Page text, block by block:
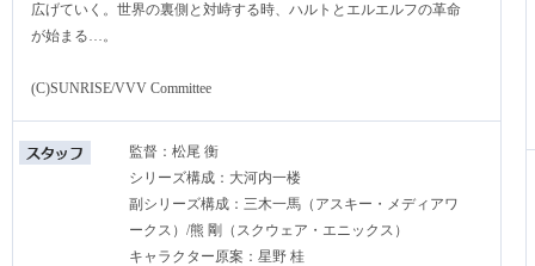
広げていく。世界の裏側と対峙する時、ハルトとエルエルフの革命
が始まる…。
(C)SUNRISE/VVV Committee
監督：松尾 衡
シリーズ構成：大河内一楼
副シリーズ構成：三木一馬（アスキー・メディアワ
ークス）/熊 剛（スクウェア・エニックス）
キャラクター原案：星野 桂